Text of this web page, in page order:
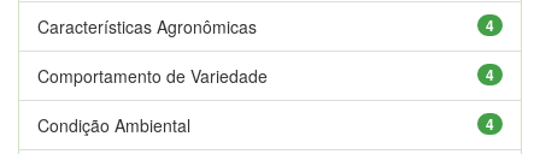
4
Características Agronômicas
4
Comportamento de Variedade
4
Condição Ambiental